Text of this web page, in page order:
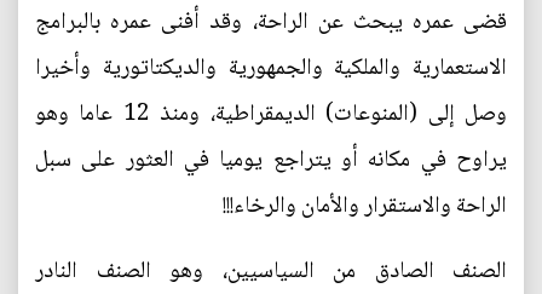
قضى عمره يبحث عن الراحة، وقد أفنى عمره بالبرامج
الاستعمارية والملكية والجمهورية والديكتاتورية وأخيرا
وصل إلى (المنوعات) الديمقراطية، ومنذ 12 عاما وهو
يراوح في مكانه أو يتراجع يوميا في العثور على سبل
الراحة والاستقرار والأمان والرخاء!!!
الصنف الصادق من السياسيين، وهو الصنف النادر